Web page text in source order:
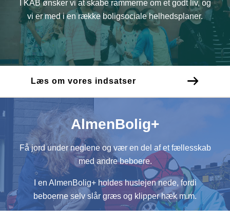
I KAB ønsker vi at skabe rammerne om et godt liv, og
vi er med i en række boligsociale helhedsplaner.
Læs om vores indsatser
AlmenBolig+
Få jord under neglene og vær en del af et fællesskab
med andre beboere.
I en AlmenBolig+ holdes huslejen nede, fordi
beboerne selv slår græs og klipper hæk m.m.